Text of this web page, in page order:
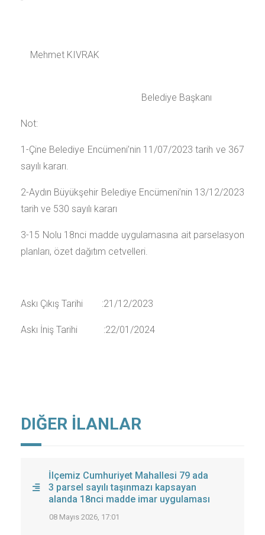
Mehmet KIVRAK
Belediye Başkanı
Not:
1-Çine Belediye Encümeni’nin 11/07/2023 tarih ve 367
sayılı kararı.
2-Aydın Büyükşehir Belediye Encümeni’nin 13/12/2023
tarih ve 530 sayılı kararı
3-15 Nolu 18nci madde uygulamasına ait parselasyon
planları, özet dağıtım cetvelleri.
Askı Çıkış Tarihi :21/12/2023
Askı İniş Tarihi :22/01/2024
DIĞER İLANLAR
İlçemiz Cumhuriyet Mahallesi 79 ada
3 parsel sayılı taşınmazı kapsayan
alanda 18nci madde imar uygulaması
08 Mayıs 2026, 17:01